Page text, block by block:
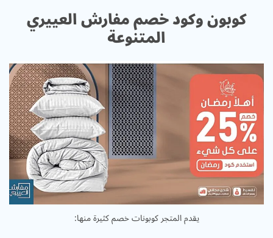
كوبون وكود خصم مفارش العييري
المتنوعة
يقدم المتجر كوبونات خصم كثيرة منها: